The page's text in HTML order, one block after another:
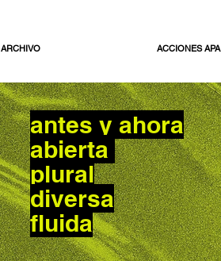
ARCHIVO ACCIONES APA
antes y ahora
abierta
plural
diversa
fluida